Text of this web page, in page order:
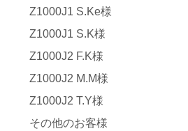
Z1000J1 S.Ke様
Z1000J1 S.K様
Z1000J2 F.K様
Z1000J2 M.M様
Z1000J2 T.Y様
その他のお客様